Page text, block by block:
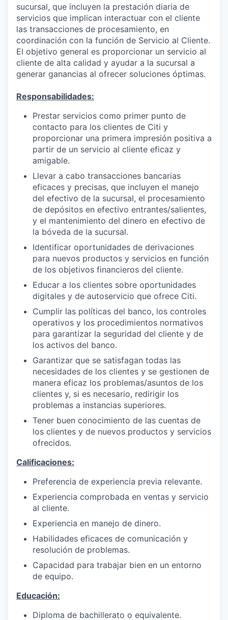
sucursal, que incluyen la prestación diaria de
servicios que implican interactuar con el cliente
las transacciones de procesamiento, en
coordinación con la función de Servicio al Cliente.
El objetivo general es proporcionar un servicio al
cliente de alta calidad y ayudar a la sucursal a
generar ganancias al ofrecer soluciones óptimas.
Responsabilidades:
Prestar servicios como primer punto de
contacto para los clientes de Citi y
proporcionar una primera impresión positiva a
partir de un servicio al cliente eficaz y
amigable.
Llevar a cabo transacciones bancarias
eficaces y precisas, que incluyen el manejo
del efectivo de la sucursal, el procesamiento
de depósitos en efectivo entrantes/salientes,
y el mantenimiento del dinero en efectivo de
la bóveda de la sucursal.
Identificar oportunidades de derivaciones
para nuevos productos y servicios en función
de los objetivos financieros del cliente.
Educar a los clientes sobre oportunidades
digitales y de autoservicio que ofrece Citi.
Cumplir las políticas del banco, los controles
operativos y los procedimientos normativos
para garantizar la seguridad del cliente y de
los activos del banco.
Garantizar que se satisfagan todas las
necesidades de los clientes y se gestionen de
manera eficaz los problemas/asuntos de los
clientes y, si es necesario, redirigir los
problemas a instancias superiores.
Tener buen conocimiento de las cuentas de
los clientes y de nuevos productos y servicios
ofrecidos.
Calificaciones:
Preferencia de experiencia previa relevante.
Experiencia comprobada en ventas y servicio
al cliente.
Experiencia en manejo de dinero.
Habilidades eficaces de comunicación y
resolución de problemas.
Capacidad para trabajar bien en un entorno
de equipo.
Educación:
Diploma de bachillerato o equivalente.